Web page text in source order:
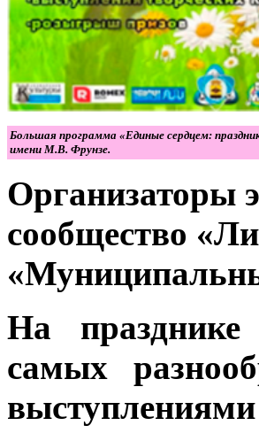
Большая программа «Единые сердцем:
имени М.В. Фрунзе.
Организаторы
сообщество
На
самых
выступлениями